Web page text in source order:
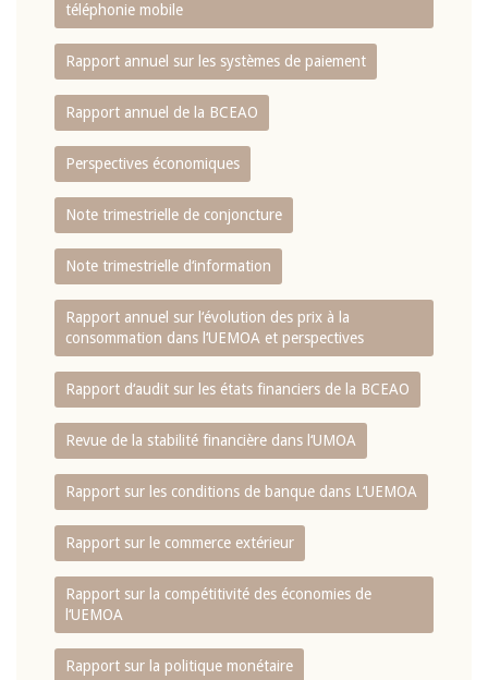
téléphonie mobile
Rapport annuel sur les systèmes de paiement
Rapport annuel de la BCEAO
Perspectives économiques
Note trimestrielle de conjoncture
Note trimestrielle d‘information
Rapport annuel sur l‘évolution des prix à la
consommation dans l‘UEMOA et perspectives
Rapport d‘audit sur les états financiers de la BCEAO
Revue de la stabilité financière dans l‘UMOA
Rapport sur les conditions de banque dans L‘UEMOA
Rapport sur le commerce extérieur
Rapport sur la compétitivité des économies de
l‘UEMOA
Rapport sur la politique monétaire